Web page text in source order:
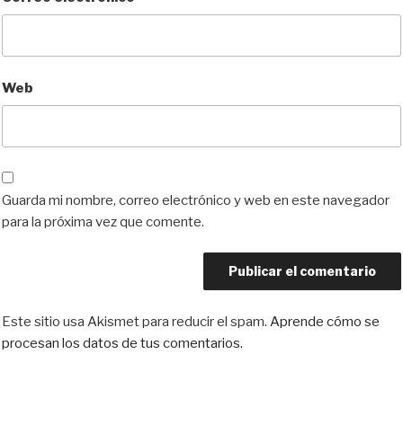
Web
Guarda mi nombre, correo electrónico y web en este navegador
para la próxima vez que comente.
Este sitio usa Akismet para reducir el spam. Aprende cómo se
procesan los datos de tus comentarios.